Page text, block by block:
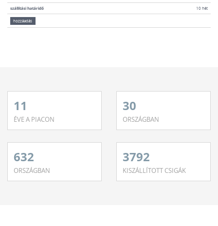
szállítási határidő 10 hét
hozzáadás
11
ÉVE A PIACON
30
ORSZÁGBAN
632
ORSZÁGBAN
3792
KISZÁLLÍTOTT CSIGÁK